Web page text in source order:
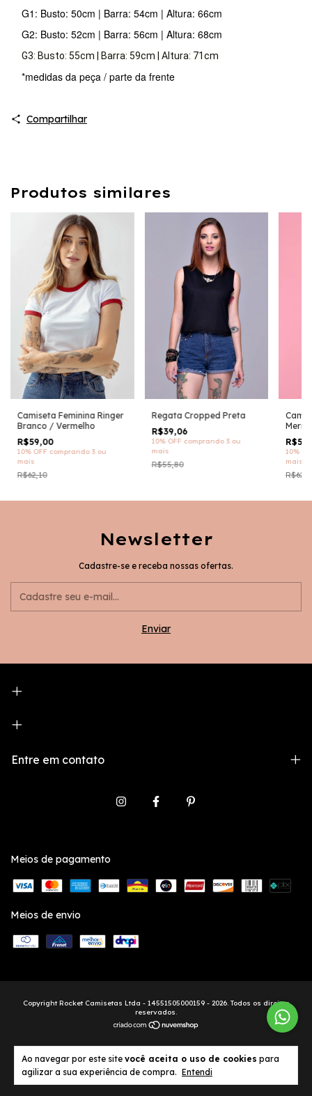
Ao navegar por este site você aceita o uso de cookies para
agilizar a sua experiência de compra. Entendi
G1: Busto: 50cm | Barra: 54cm | Altura: 66cm
G2: Busto: 52cm | Barra: 56cm | Altura: 68cm
G3: Busto: 55cm | Barra: 59cm | Altura: 71cm
*medidas da peça / parte da frente
Compartilhar
Produtos similares
Camiseta Feminina Ringer
Branco / Vermelho
R$59,00
10% OFF comprando 3 ou
mais
R$62,10
Regata Cropped Preta
R$39,06
10% OFF comprando 3 ou
mais
R$55,80
10%
mais
Newsletter
Cadastre-se e receba nossas ofertas.
Entre em contato
Meios de pagamento
Meios de envio
Copyright Rocket Camisetas Ltda - 14551505000159 - 2026. Todos os direitos
reservados.